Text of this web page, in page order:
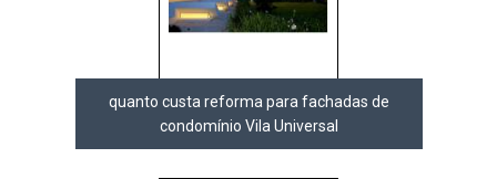
quanto custa reforma para fachadas de
condomínio Vila Universal